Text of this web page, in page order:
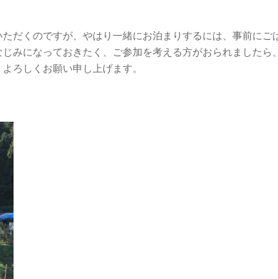
だくのですが、やはり一緒にお泊まりするには、事前にご
みになっておきたく、ご参加を考える方がおられましたら
ろしくお願い申し上げます。